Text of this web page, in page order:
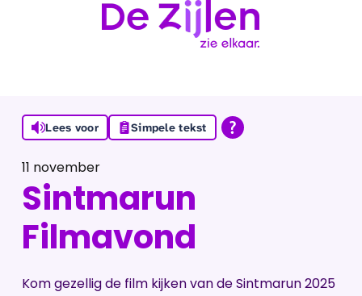
Lees voor Simpele tekst
11 november
Sintmarun
Filmavond
Kom gezellig de film kijken van de Sintmarun 2025